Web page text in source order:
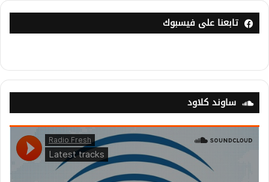
تابعنا على فيسبوك
ساوند كلاود